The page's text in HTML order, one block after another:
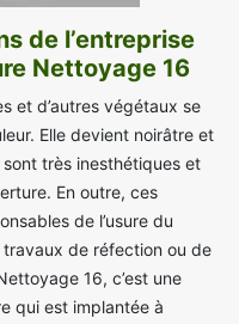
de l’entreprise
Nettoyage 16
et d’autres végétaux se
Elle devient noirâtre et
très inesthétiques et
En outre, ces
de l’usure du
de réfection ou de
16, c’est une
qui est implantée à